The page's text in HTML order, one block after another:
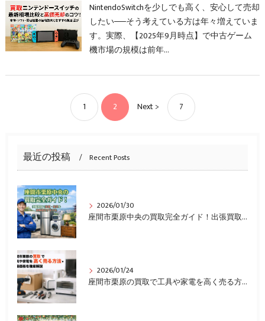
NintendoSwitchを少しでも高く、安心して売却
したい──そう考えている方は年々増えていま
す。実際、【2025年9月時点】で中古ゲーム
機市場の規模は前年…
1 2 Next > 7
最近の投稿 Recent Posts
2026/01/30
座間市栗原中央の買取完全ガイド！出張買取で家電・家具を高額査定する方法
2026/01/24
座間市栗原の買取で工具や家電を高く売る方法・相場価格を徹底解説